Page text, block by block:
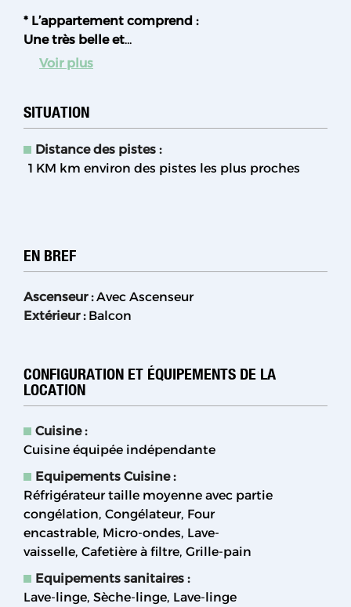
* L’appartement comprend :
Une très belle et...
Voir plus
SITUATION
Distance des pistes :
1 KM km environ des pistes les plus proches
EN BREF
Ascenseur: Avec Ascenseur
Extérieur: Balcon
CONFIGURATION ET ÉQUIPEMENTS DE LA
LOCATION
Cuisine:
Cuisine équipée indépendante
Equipements Cuisine:
Réfrigérateur taille moyenne avec partie
congélation Congélateur Four
encastrable Micro-ondes Lave-
vaisselle Cafetière à filtre Grille-pain
Equipements sanitaires :
Lave-linge Sèche-linge Lave-linge